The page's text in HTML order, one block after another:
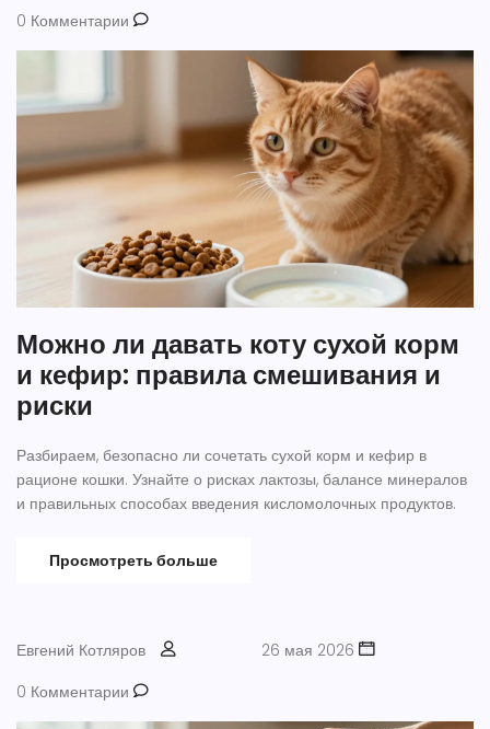
0 Комментарии
Можно ли давать коту сухой корм
и кефир: правила смешивания и
риски
Разбираем, безопасно ли сочетать сухой корм и кефир в
рационе кошки. Узнайте о рисках лактозы, балансе минералов
и правильных способах введения кисломолочных продуктов.
Просмотреть больше
Евгений Котляров
26 мая 2026
0 Комментарии